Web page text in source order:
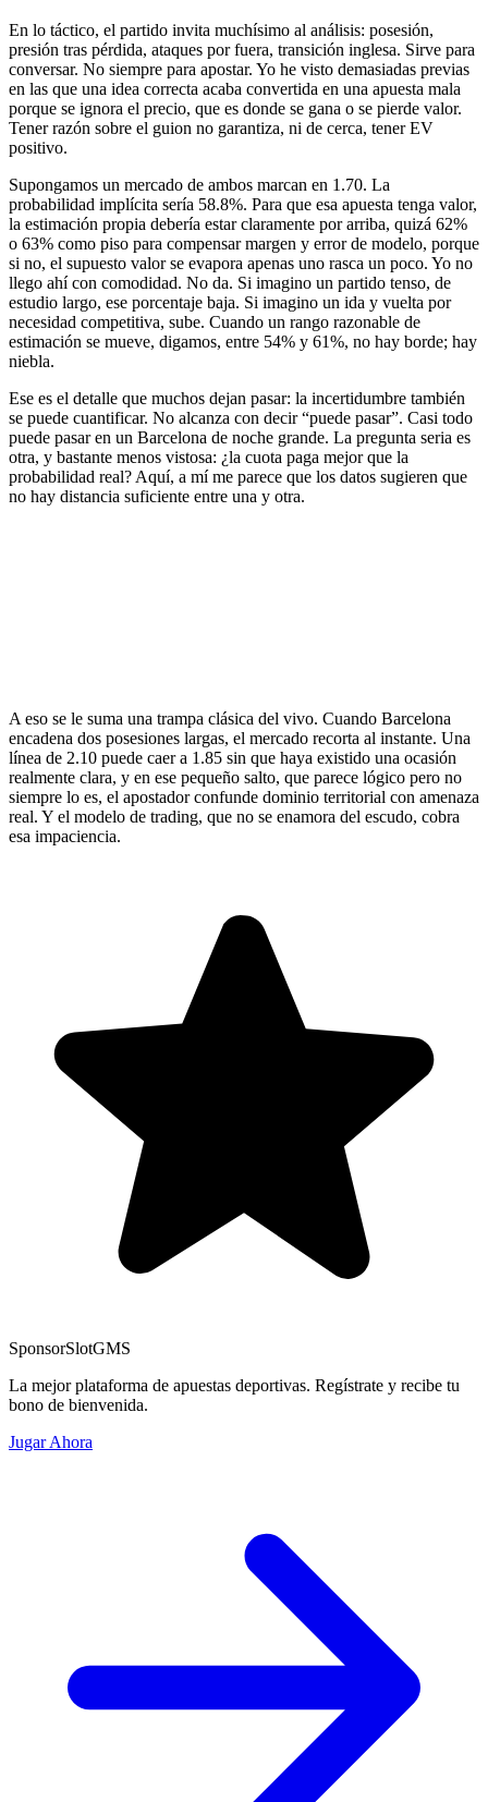
En lo táctico, el partido invita muchísimo al análisis: posesión,
presión tras pérdida, ataques por fuera, transición inglesa. Sirve para
conversar. No siempre para apostar. Yo he visto demasiadas previas
en las que una idea correcta acaba convertida en una apuesta mala
porque se ignora el precio, que es donde se gana o se pierde valor.
Tener razón sobre el guion no garantiza, ni de cerca, tener EV
positivo.
Supongamos un mercado de ambos marcan en 1.70. La
probabilidad implícita sería 58.8%. Para que esa apuesta tenga valor,
la estimación propia debería estar claramente por arriba, quizá 62%
o 63% como piso para compensar margen y error de modelo, porque
si no, el supuesto valor se evapora apenas uno rasca un poco. Yo no
llego ahí con comodidad. No da. Si imagino un partido tenso, de
estudio largo, ese porcentaje baja. Si imagino un ida y vuelta por
necesidad competitiva, sube. Cuando un rango razonable de
estimación se mueve, digamos, entre 54% y 61%, no hay borde; hay
niebla.
Ese es el detalle que muchos dejan pasar: la incertidumbre también
se puede cuantificar. No alcanza con decir “puede pasar”. Casi todo
puede pasar en un Barcelona de noche grande. La pregunta seria es
otra, y bastante menos vistosa: ¿la cuota paga mejor que la
probabilidad real? Aquí, a mí me parece que los datos sugieren que
no hay distancia suficiente entre una y otra.
A eso se le suma una trampa clásica del vivo. Cuando Barcelona
encadena dos posesiones largas, el mercado recorta al instante. Una
línea de 2.10 puede caer a 1.85 sin que haya existido una ocasión
realmente clara, y en ese pequeño salto, que parece lógico pero no
siempre lo es, el apostador confunde dominio territorial con amenaza
real. Y el modelo de trading, que no se enamora del escudo, cobra
esa impaciencia.
SponsorSlotGMS
La mejor plataforma de apuestas deportivas. Regístrate y recibe tu
bono de bienvenida.
Jugar Ahora